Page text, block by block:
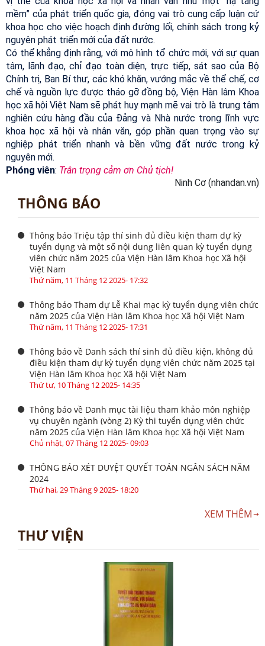
mềm” của phát triển quốc gia, đóng vai trò cung cấp luận cứ
khoa học cho việc hoạch định đường lối, chính sách trong kỷ
nguyên phát triển mới của đất nước.
Có thể khẳng định rằng, với mô hình tổ chức mới, với sự quan
tâm, lãnh đạo, chỉ đạo toàn diện, trực tiếp, sát sao của Bộ
Chính trị, Ban Bí thư, các khó khăn, vướng mắc về thể chế, cơ
chế và nguồn lực được tháo gỡ đồng bộ, Viện Hàn lâm Khoa
học xã hội Việt Nam sẽ phát huy mạnh mẽ vai trò là trung tâm
nghiên cứu hàng đầu của Đảng và Nhà nước trong lĩnh vực
khoa học xã hội và nhân văn, góp phần quan trọng vào sự
nghiệp phát triển nhanh và bền vững đất nước trong kỷ
nguyên mới.
Phóng viên: Trân trọng cảm ơn Chủ tịch!
Ninh Cơ (nhandan.vn)
THÔNG BÁO
Thông báo Triệu tập thí sinh đủ điều kiện tham dự kỳ
tuyển dụng và một số nội dung liên quan kỳ tuyển dụng
viên chức năm 2025 của Viện Hàn lâm Khoa học Xã hội
Việt Nam
Thứ năm, 11 Tháng 12 2025- 17:32
Thông báo Tham dự Lễ Khai mạc kỳ tuyển dụng viên chức
năm 2025 của Viện Hàn lâm Khoa học Xã hội Việt Nam
Thứ năm, 11 Tháng 12 2025- 17:31
Thông báo về Danh sách thí sinh đủ điều kiện, không đủ
điều kiện tham dự kỳ tuyển dụng viên chức năm 2025 tại
Viện Hàn lâm Khoa học Xã hội Việt Nam
Thứ tư, 10 Tháng 12 2025- 14:35
Thông báo về Danh mục tài liệu tham khảo môn nghiệp
vụ chuyên ngành (vòng 2) Kỳ thi tuyển dụng viên chức
năm 2025 của Viện Hàn lâm Khoa học Xã hội Việt Nam
Chủ nhật, 07 Tháng 12 2025- 09:03
THÔNG BÁO XÉT DUYỆT QUYẾT TOÁN NGÂN SÁCH NĂM
2024
Thứ hai, 29 Tháng 9 2025- 18:20
XEM THÊM
THƯ VIỆN